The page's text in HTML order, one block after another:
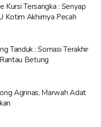
Kursi Tersangka : Senyap
Kotim Akhirnya Pecah
Tanduk : Somasi Terakhir
Betung
Agrinas, Marwah Adat